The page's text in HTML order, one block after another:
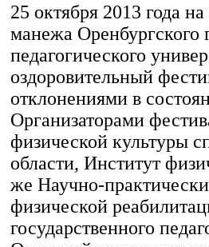
25 октября 2013 года
манежа Оренбургского
педагогического
оздоровительный
отклонениями в
Организаторами
физической культуры
области, Институт
же Научно-
физической
государственного